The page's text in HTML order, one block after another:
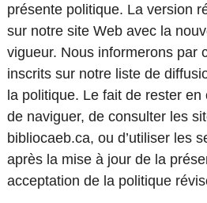
présente politique. La version
sur notre site Web avec la
vigueur. Nous informerons par
inscrits sur notre liste de
la politique. Le fait de rester
de naviguer, de consulter les
bibliocaeb.ca, ou d’utiliser les
après la mise à jour de la
acceptation de la politique